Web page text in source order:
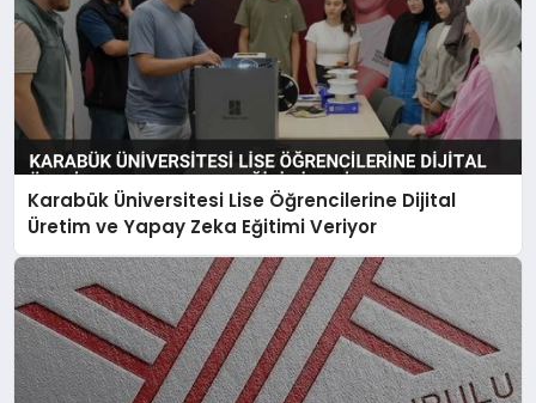
Karabük Üniversitesi Lise Öğrencilerine Dijital
Üretim ve Yapay Zeka Eğitimi Veriyor